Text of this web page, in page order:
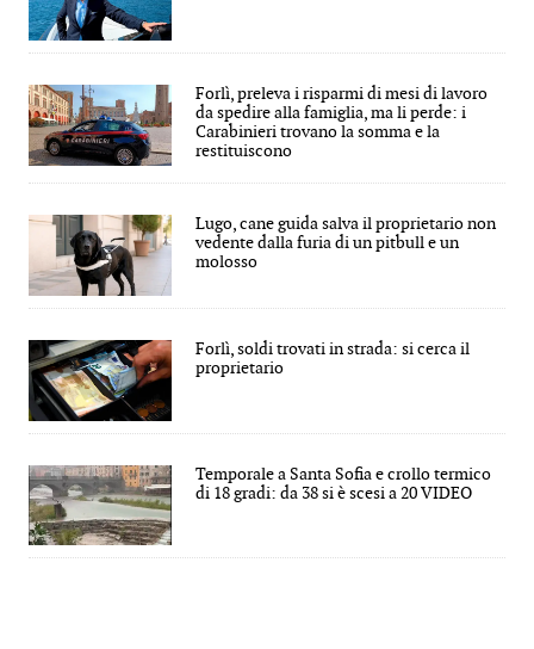
Forlì, preleva i risparmi di mesi di lavoro
da spedire alla famiglia, ma li perde: i
Carabinieri trovano la somma e la
restituiscono
Lugo, cane guida salva il proprietario non
vedente dalla furia di un pitbull e un
molosso
Forlì, soldi trovati in strada: si cerca il
proprietario
Temporale a Santa Sofia e crollo termico
di 18 gradi: da 38 si è scesi a 20 VIDEO